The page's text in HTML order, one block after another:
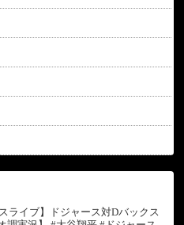
ライブ】ドジャース対Dバックス